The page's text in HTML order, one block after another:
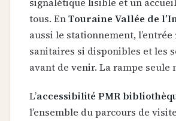
tous. EnTouraine Vallée de
aussi le stationnement, l’entrée
sanitaires si disponibles et les
avant de venir. La rampe seule
L’accessibilité PMR
l’ensemble du parcours de